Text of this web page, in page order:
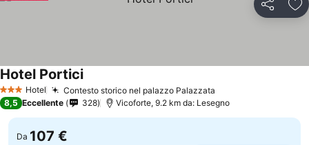
Condividi
3 StelleHotel Contesto storico nel palazzo Palazzata
Hotel Portici
8,5 Eccellente 328 Vicoforte, 9.2 km da: Lesegno
Da 107 €